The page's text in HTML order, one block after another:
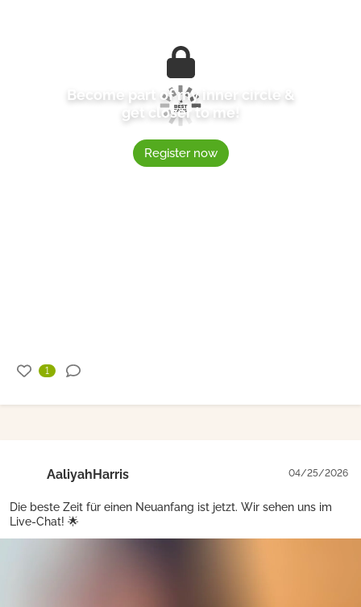
Become part of my inner circle &
get closer to me!
Register now
1
AaliyahHarris 04/25/2026
Die beste Zeit für einen Neuanfang ist jetzt. Wir sehen uns im
Live-Chat! 🌟